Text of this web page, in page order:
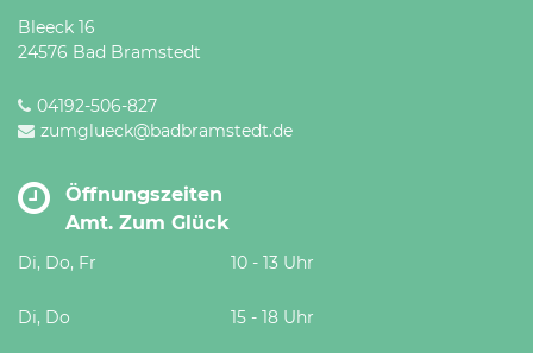
Bleeck 16
24576 Bad Bramstedt
04192-506-827
zumglueck@badbramstedt.de
Öffnungszeiten
Amt. Zum Glück
Di, Do, Fr 10 - 13 Uhr
Di, Do 15 - 18 Uhr